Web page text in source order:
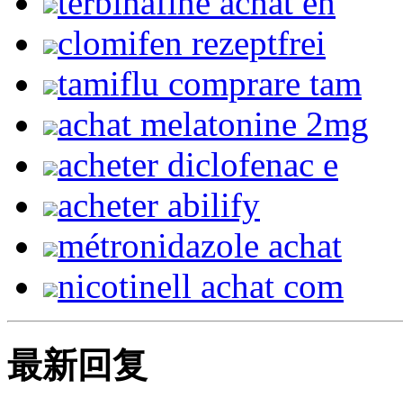
clomifen rezeptfrei
tamiflu comprare tam
achat melatonine 2mg
acheter diclofenac e
acheter abilify
métronidazole achat
nicotinell achat com
最新回复